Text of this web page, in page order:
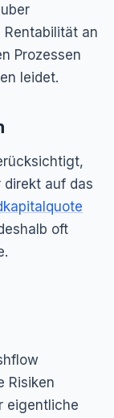
Rentabilität an
Prozessen
leidet.
direkt auf das
oft
Risiken
eigentliche